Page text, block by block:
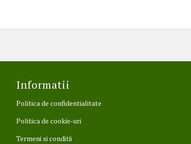
Informatii
Politica de confidentialitate
Politica de cookie-uri
Termeni si conditii